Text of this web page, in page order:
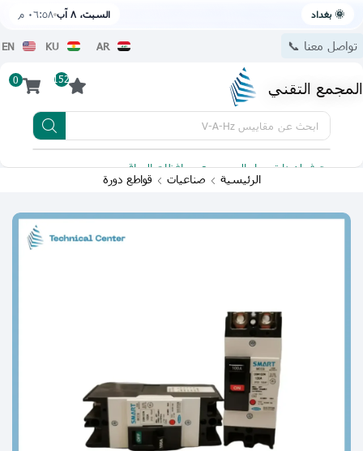
🌞 بغداد السبت، ٨ آب ٠٦:٥٨ م
تواصل معنا 📞 AR
KU
EN
المجمع التقني 152
0
ابحث عن مقاييس V-A-Hz
يتوفر لدينا توصيل الى جميع محافظات العراق
الرئيسية صناعيات قواطع دورة